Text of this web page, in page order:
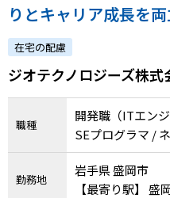
りとキャリア成長を
在宅の配慮
ジオテクノロジーズ株式
職種
開発職（ITエンジ
SEプログラマ /
勤務地
岩手県 盛岡市
【最寄り